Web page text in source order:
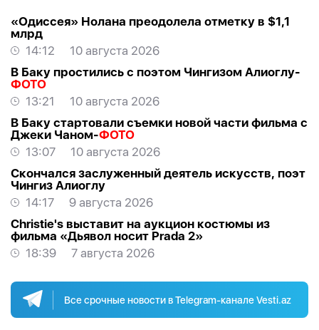
«Одиссея» Нолана преодолела отметку в $1,1
млрд
14:12
10 августа 2026
В Баку простились с поэтом Чингизом Алиоглу-
ФОТО
13:21
10 августа 2026
В Баку стартовали съемки новой части фильма с
Джеки Чаном-ФОТО
13:07
10 августа 2026
Скончался заслуженный деятель искусств, поэт
Чингиз Алиоглу
14:17
9 августа 2026
Christie's выставит на аукцион костюмы из
фильма «Дьявол носит Prada 2»
18:39
7 августа 2026
Все срочные новости в Telegram-канале Vesti.az